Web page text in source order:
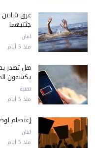
غرق شابين
جثتيهما
لبنان
منذ 5 أيام
هل تُهدر
يكشفون
تقنية
منذ 5 أيام
إعتصام
لبنان
منذ 5 أيام